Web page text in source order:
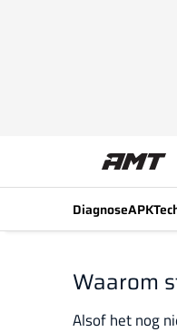
DiagnoseAPK
Waarom
Alsof het nog